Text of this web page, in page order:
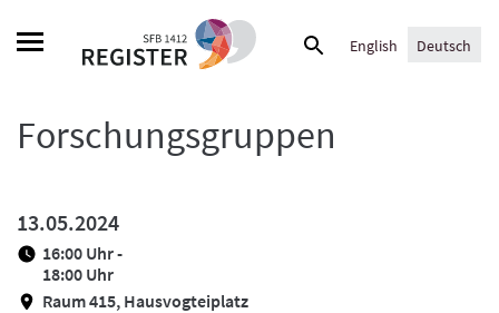
Suche
English Deutsch
Forschungsgruppen
13.05.2024
16:00 Uhr -
18:00 Uhr
Raum 415, Hausvogteiplatz